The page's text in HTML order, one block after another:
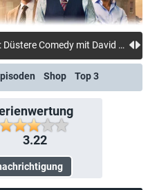
17.06.: Neue Meldung: "Rivals": Düstere Comedy mit David Tennant und Aidan Turner erhält dritte Staffel
Shop Top 3
3.22